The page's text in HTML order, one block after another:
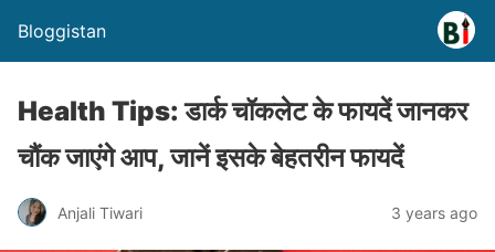
Bloggistan
Health Tips: डार्क चॉकलेट के फायदें जानकर
चौंक जाएंगे आप, जानें इसके बेहतरीन फायदें
Anjali Tiwari 3 years ago